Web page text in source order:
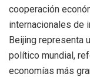
cooperación
internacionales de
Beijing representa
político mundial,
economías más